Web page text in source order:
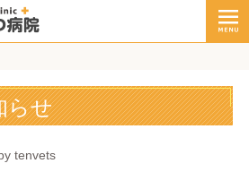
らせ
tenvets